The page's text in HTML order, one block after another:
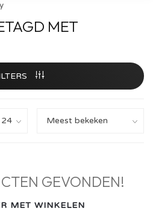
MET
GEVONDEN!
MET WINKELEN